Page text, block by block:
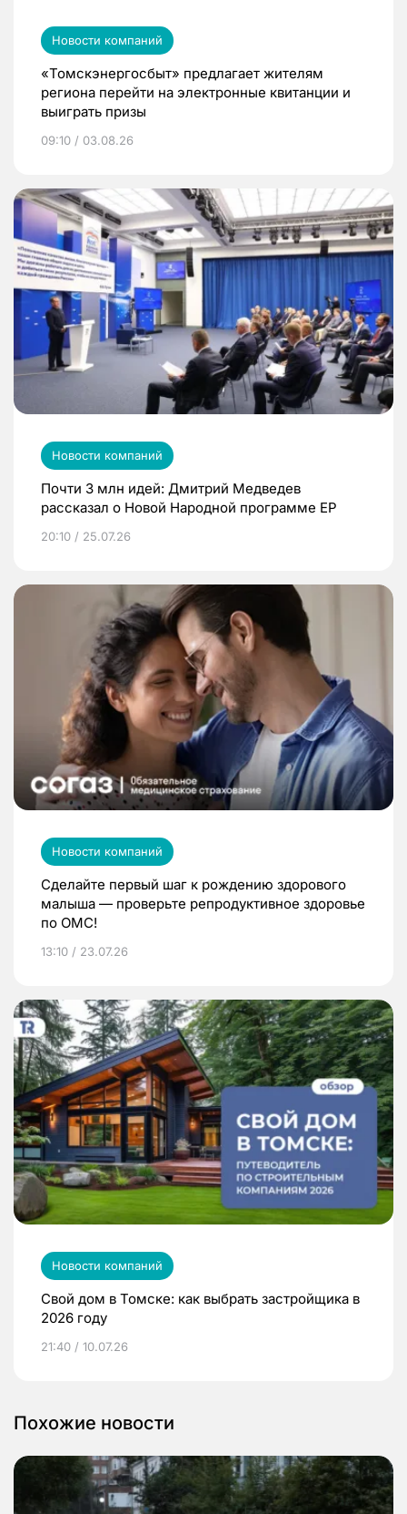
Новости компаний
«Томскэнергосбыт» предлагает жителям
региона перейти на электронные квитанции и
выиграть призы
09:10 / 03.08.26
Новости компаний
Почти 3 млн идей: Дмитрий Медведев
рассказал о Новой Народной программе ЕР
20:10 / 25.07.26
Новости компаний
Сделайте первый шаг к рождению здорового
малыша — проверьте репродуктивное здоровье
по ОМС!
13:10 / 23.07.26
Новости компаний
Свой дом в Томске: как выбрать застройщика в
2026 году
21:40 / 10.07.26
Похожие новости